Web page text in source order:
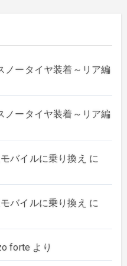
(6)
ノータイヤ装着～リア編
ノータイヤ装着～リア編
バイルに乗り換え に
バイルに乗り換え に
forte より